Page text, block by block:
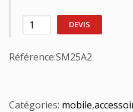
DEVIS
Référence:SM25A2
Catégories: mobile,